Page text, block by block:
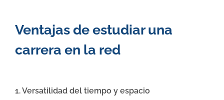
Ventajas de estudiar una
carrera en la red
1. Versatilidad del tiempo y espacio